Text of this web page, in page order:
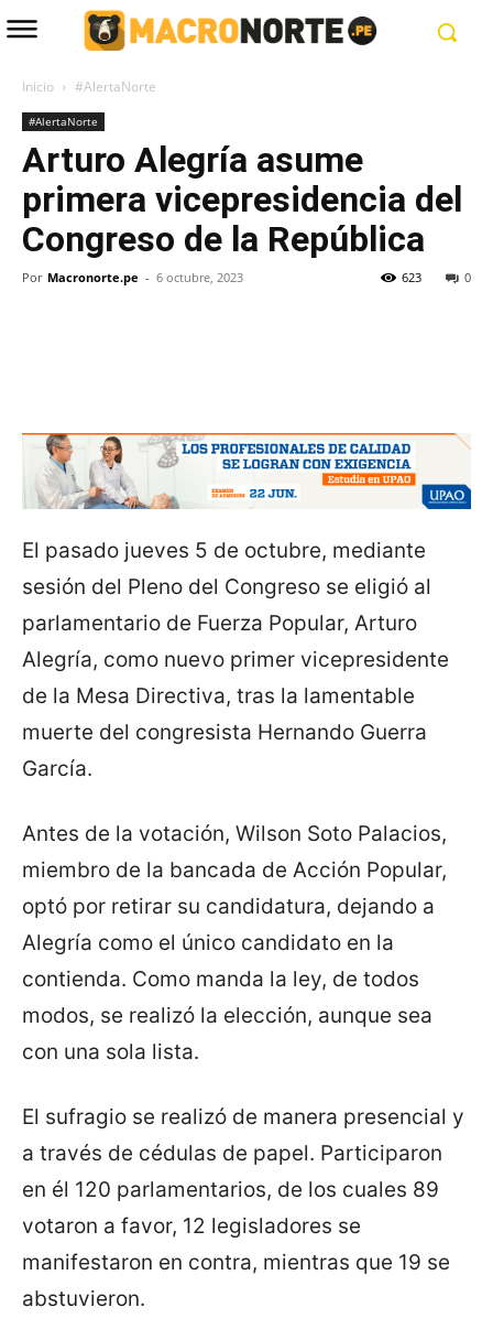
Inicio #AlertaNorte
#AlertaNorte
Arturo Alegría asume
primera vicepresidencia del
Congreso de la República
Por Macronorte.pe - 6 octubre, 2023 0
623
El pasado jueves 5 de octubre, mediante
sesión del Pleno del Congreso se eligió al
parlamentario de Fuerza Popular, Arturo
Alegría, como nuevo primer vicepresidente
de la Mesa Directiva, tras la lamentable
muerte del congresista Hernando Guerra
García.
Antes de la votación, Wilson Soto Palacios,
miembro de la bancada de Acción Popular,
optó por retirar su candidatura, dejando a
Alegría como el único candidato en la
contienda. Como manda la ley, de todos
modos, se realizó la elección, aunque sea
con una sola lista.
El sufragio se realizó de manera presencial y
a través de cédulas de papel. Participaron
en él 120 parlamentarios, de los cuales 89
votaron a favor, 12 legisladores se
manifestaron en contra, mientras que 19 se
abstuvieron.